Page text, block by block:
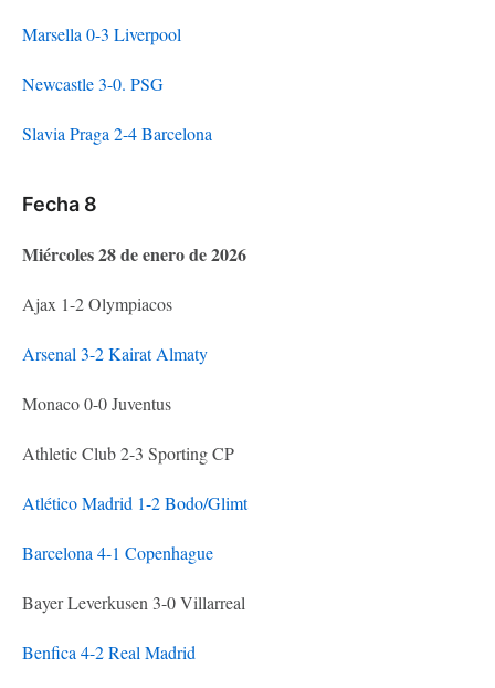
Marsella 0-3 Liverpool
Newcastle 3-0. PSG
Slavia Praga 2-4 Barcelona
Fecha 8
Miércoles 28 de enero de 2026
Ajax 1-2 Olympiacos
Arsenal 3-2 Kairat Almaty
Monaco 0-0 Juventus
Athletic Club 2-3 Sporting CP
Atlético Madrid 1-2 Bodo/Glimt
Barcelona 4-1 Copenhague
Bayer Leverkusen 3-0 Villarreal
Benfica 4-2 Real Madrid